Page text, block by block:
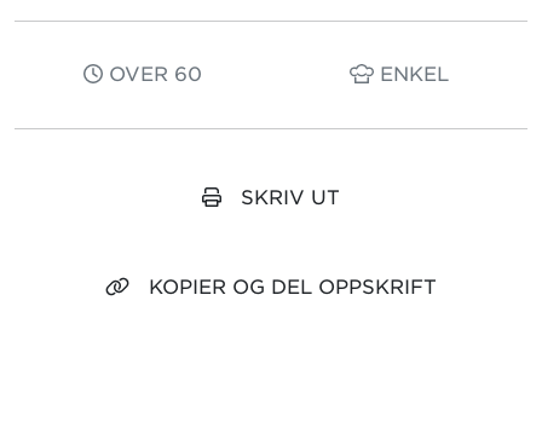
OVER 60 ENKEL
SKRIV UT
KOPIER OG DEL OPPSKRIFT